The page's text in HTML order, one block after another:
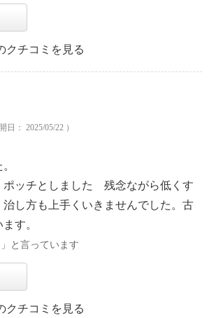
クチコミを見る
日： 2025/05/22 ）
ポッチとしました 残念ながら低くす
治し方も上手くいきませんでした。古
す。
と言っています
クチコミを見る